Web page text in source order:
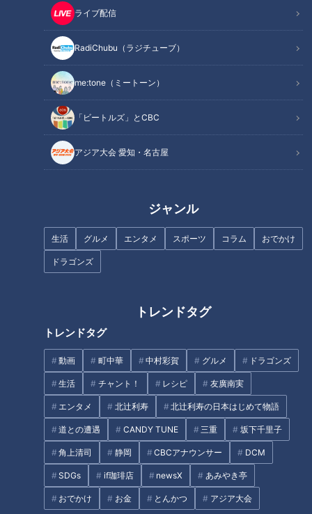
ライブ配信
RadiChubu（ラジチューブ）
me:tone（ミートーン）
「ビートルズ」とCBC
アジア大会 愛知・名古屋
ジャンル
生活 グルメ エンタメ スポーツ コラム おでかけ
ドラゴンズ
トレンドタグ
トレンドタグ
動画 町中華 中村彩賀 グルメ ドラゴンズ
生活 チャント！ レシピ 友廣南実
エンタメ 北辻利寿 北辻利寿の日本はじめて物語
道との遭遇 CANDY TUNE 三重 坂下千里子
角上清司 静岡 CBCアナウンサー DCM
SDGs if珈琲店 newsX あみやき亭
おでかけ お金 とんかつ アジア大会
1番人気はクリーチーズ入りのふんわり「メロン
パン」！
CBCテレビ『チャント！』
岡田製パンは、昭和22年創業。地元では“岡パン”の名前で親し
まれている人気店です。店内には、惣菜パンからスイーツ系ま
で約30種類が並びます。
1番人気は「メロンパン」。中にはぎっしりとクリームチーズ
が入っていて、外側はクッキー生地ではなくふんわり生地。誕
生から40年経ちますが、今でも多い日は1日に300個以上を売
り上げることも。
友廣アナはメロンパンをパクリ！「ふわっふわ！メロンパンの